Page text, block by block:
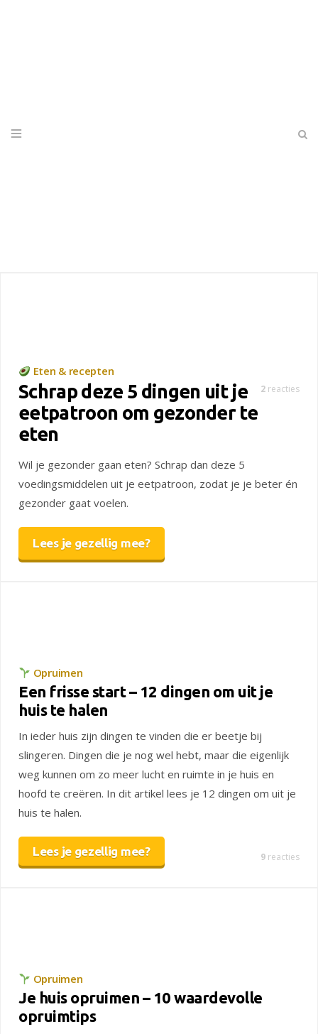
2 reacties
Eten & recepten
Schrap deze 5 dingen uit je
eetpatroon om gezonder te
eten
Wil je gezonder gaan eten? Schrap dan deze 5
voedingsmiddelen uit je eetpatroon, zodat je je beter én
gezonder gaat voelen.
Lees je gezellig mee?
Opruimen
Een frisse start – 12 dingen om uit je
huis te halen
In ieder huis zijn dingen te vinden die er beetje bij
slingeren. Dingen die je nog wel hebt, maar die eigenlijk
weg kunnen om zo meer lucht en ruimte in je huis en
hoofd te creëren. In dit artikel lees je 12 dingen om uit je
huis te halen.
Lees je gezellig mee? 9 reacties
Opruimen
Je huis opruimen – 10 waardevolle
opruimtips